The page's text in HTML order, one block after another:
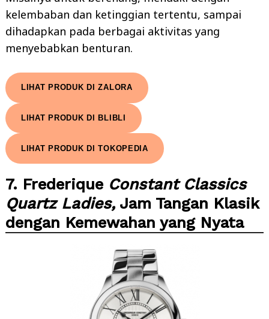
kelembaban dan ketinggian tertentu, sampai
dihadapkan pada berbagai aktivitas yang
menyebabkan benturan.
LIHAT PRODUK DI ZALORA
LIHAT PRODUK DI BLIBLI
LIHAT PRODUK DI TOKOPEDIA
7. Frederique Constant Classics
Quartz Ladies, Jam Tangan Klasik
dengan Kemewahan yang Nyata